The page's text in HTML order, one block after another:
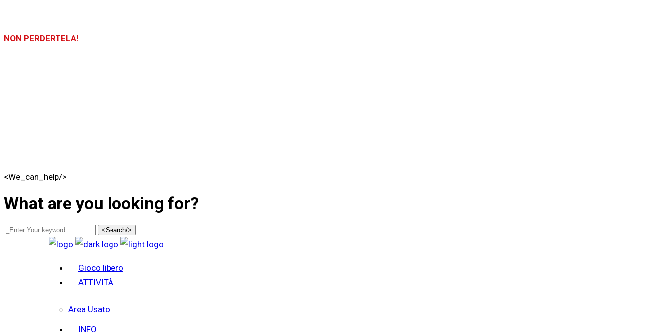
NON PERDERTELA!
<We_can_help/>
What are you looking for?
<Search/>
Gioco libero
ATTIVITÀ
Area Usato
INFO